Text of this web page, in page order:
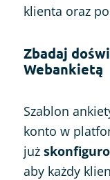
klienta oraz
Zbadaj
Webankietą
Szablon
konto w
już
aby każdy